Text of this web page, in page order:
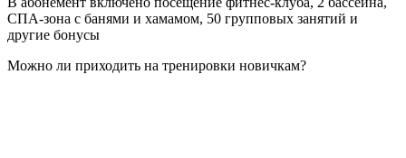
СПА-зона с банями и хамамом, 50 групповых занятий и
другие бонусы
Можно ли приходить на тренировки новичкам?